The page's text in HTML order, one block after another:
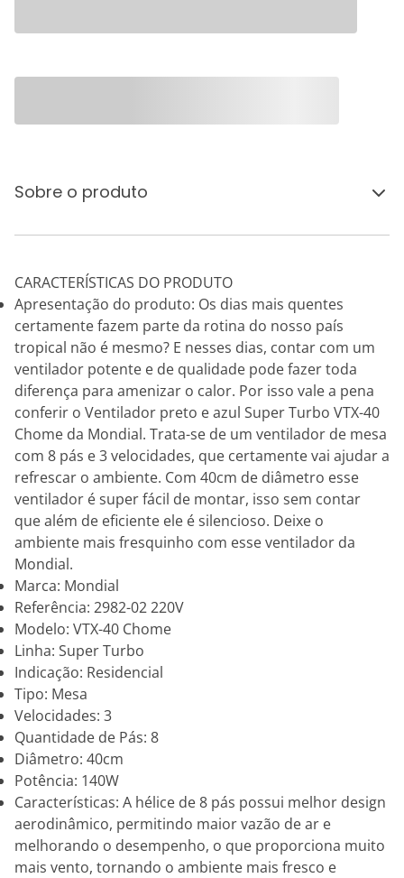
Sobre o produto
CARACTERÍSTICAS DO PRODUTO
Apresentação do produto: Os dias mais quentes
certamente fazem parte da rotina do nosso país
tropical não é mesmo? E nesses dias, contar com um
ventilador potente e de qualidade pode fazer toda
diferença para amenizar o calor. Por isso vale a pena
conferir o Ventilador preto e azul Super Turbo VTX-40
Chome da Mondial. Trata-se de um ventilador de mesa
com 8 pás e 3 velocidades, que certamente vai ajudar a
refrescar o ambiente. Com 40cm de diâmetro esse
ventilador é super fácil de montar, isso sem contar
que além de eficiente ele é silencioso. Deixe o
ambiente mais fresquinho com esse ventilador da
Mondial.
Marca: Mondial
Referência: 2982-02 220V
Modelo: VTX-40 Chome
Linha: Super Turbo
Indicação: Residencial
Tipo: Mesa
Velocidades: 3
Quantidade de Pás: 8
Diâmetro: 40cm
Potência: 140W
Características: A hélice de 8 pás possui melhor design
aerodinâmico, permitindo maior vazão de ar e
melhorando o desempenho, o que proporciona muito
mais vento, tornando o ambiente mais fresco e